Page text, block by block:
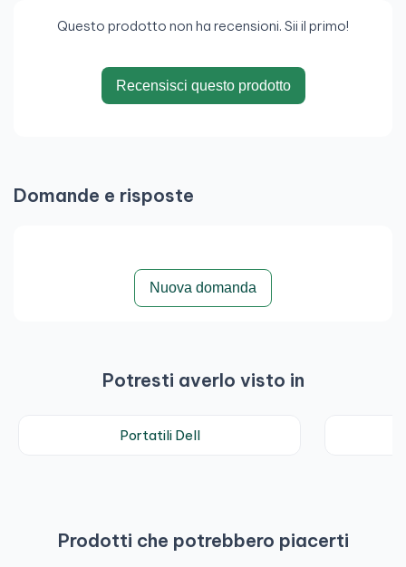
Questo prodotto non ha recensioni. Sii il primo!
Recensisci questo prodotto
Domande e risposte
Nuova domanda
Potresti averlo visto in
Portatili Dell
Prodotti che potrebbero piacerti